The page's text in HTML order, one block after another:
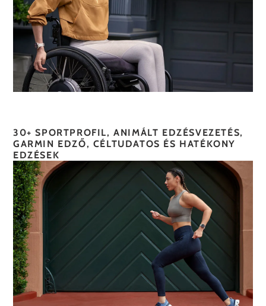
30+ SPORTPROFIL, ANIMÁLT EDZÉSVEZETÉS,
GARMIN EDZŐ, CÉLTUDATOS ÉS HATÉKONY
EDZÉSEK